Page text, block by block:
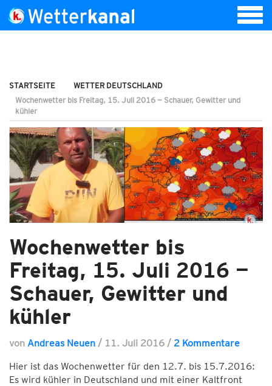
STARTSEITE
WETTER DEUTSCHLAND
Wochenwetter bis Freitag, 15. Juli 2016 — Schauer, Gewitter und
kühler
Wochenwetter bis
Freitag, 15. Juli 2016 —
Schauer, Gewitter und
kühler
von Andreas Neuen / 11. Juli 2016 / 2 Kommentare
Hier ist das Wochenwetter für den 12.7. bis 15.7.2016:
Es wird kühler in Deutschland und mit einer Kaltfront